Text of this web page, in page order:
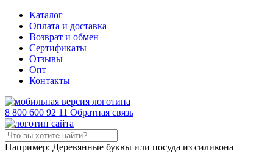
Каталог
Оплата и доставка
Возврат и обмен
Сертификаты
Отзывы
Опт
Контакты
8 800 600 92 11 Обратная связь
Например: Деревянные буквы или посуда из силикона